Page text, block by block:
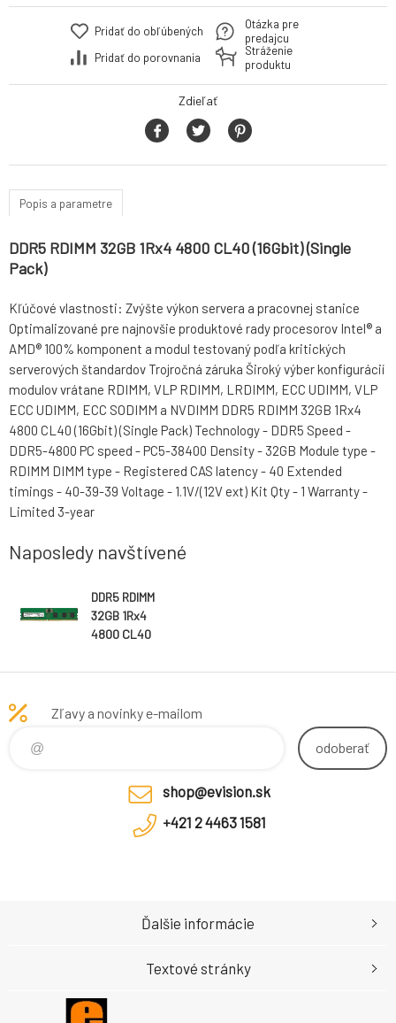
Pridať do obľúbených
Pridať do porovnania
Otázka pre
predajcu
Stráženie
produktu
Zdieľať
Popis a parametre
DDR5 RDIMM 32GB 1Rx4 4800 CL40 (16Gbit) (Single
Pack)
Kľúčové vlastnosti: Zvýšte výkon servera a pracovnej stanice
Optimalizované pre najnovšie produktové rady procesorov Intel® a
AMD® 100% komponent a modul testovaný podľa kritických
serverových štandardov Trojročná záruka Široký výber konfigurácií
modulov vrátane RDIMM, VLP RDIMM, LRDIMM, ECC UDIMM, VLP
ECC UDIMM, ECC SODIMM a NVDIMM DDR5 RDIMM 32GB 1Rx4
4800 CL40 (16Gbit) (Single Pack) Technology - DDR5 Speed -
DDR5-4800 PC speed - PC5-38400 Density - 32GB Module type -
RDIMM DIMM type - Registered CAS latency - 40 Extended
timings - 40-39-39 Voltage - 1.1V/(12V ext) Kit Qty - 1 Warranty -
Limited 3-year
Naposledy navštívené
DDR5 RDIMM
32GB 1Rx4
4800 CL40
Pack)
Zľavy a novinky e-mailom
odoberať
shop@evision.sk
+421 2 4463 1581
Ďalšie informácie
Textové stránky